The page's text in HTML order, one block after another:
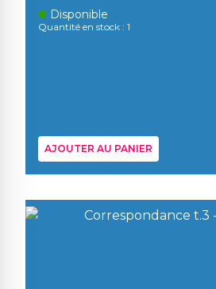
Disponible
Quantité en stock : 1
AJOUTER AU PANIER